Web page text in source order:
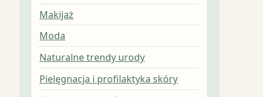
Makijaż
Moda
Naturalne trendy urody
Pielęgnacja i profilaktyka skóry